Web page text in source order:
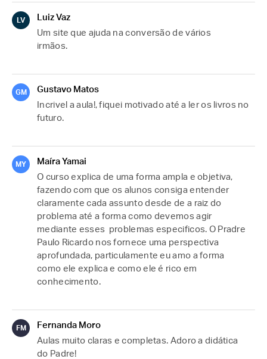
LV
Luiz Vaz
Um site que ajuda na conversão de vários
irmãos.
GM
Gustavo Matos
Incrivel a aula!, fiquei motivado até a ler os livros no
futuro.
MY
Maíra Yamai
O curso explica de uma forma ampla e objetiva,
fazendo com que os alunos consiga entender
claramente cada assunto desde de a raiz do
problema até a forma como devemos agir
mediante esses  problemas especificos. O Pradre
Paulo Ricardo nos fornece uma perspectiva
aprofundada, particulamente eu amo a forma
como ele explica e como ele é rico em
conhecimento.
FM
Fernanda Moro
Aulas muito claras e completas. Adoro a didática
do Padre!